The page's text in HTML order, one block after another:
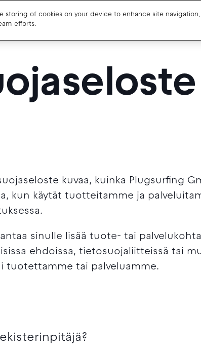
About us
Our team
Drivers support
kuvaa, kuinka Plugsurfing
kun käytät tuotteitamme ja
sinulle lisää tuote- tai
ehdoissa, tietosuojaliitteissä tai
tuotettamme tai palveluamme.
storing of cookies on your device to enhance site navigation,
efforts.